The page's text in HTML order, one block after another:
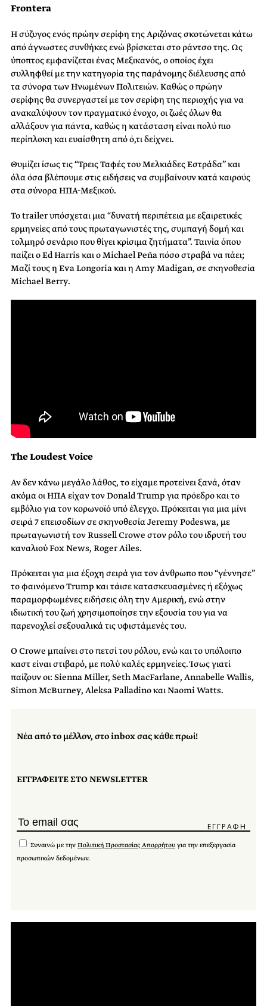
Frontera
Η σύζυγος ενός πρώην σερίφη της Αριζόνας σκοτώνεται κάτω
από άγνωστες συνθήκες ενώ βρίσκεται στο ράντσο της. Ως
ύποπτος εμφανίζεται ένας Μεξικανός, ο οποίος έχει
συλληφθεί με την κατηγορία της παράνομης διέλευσης από
τα σύνορα των Ηνωμένων Πολιτειών. Καθώς ο πρώην
σερίφης θα συνεργαστεί με τον σερίφη της περιοχής για να
ανακαλύψουν τον πραγματικό ένοχο, οι ζωές όλων θα
αλλάξουν για πάντα, καθώς η κατάσταση είναι πολύ πιο
περίπλοκη και ευαίσθητη από ό,τι δείχνει.
Θυμίζει ίσως τις “Τρεις Ταφές του Μελκιάδες Εστράδα” και
όλα όσα βλέπουμε στις ειδήσεις να συμβαίνουν κατά καιρούς
στα σύνορα ΗΠΑ-Μεξικού.
To trailer υπόσχεται μια “δυνατή περιπέτεια με εξαιρετικές
ερμηνείες από τους πρωταγωνιστές της, συμπαγή δομή και
τολμηρό σενάριο που θίγει κρίσιμα ζητήματα”. Ταινία όπου
παίζει ο Ed Harris και ο Michael Peña πόσο στραβά να πάει;
Μαζί τους η Eva Longoria και η Amy Madigan, σε σκηνοθεσία
Michael Berry.
The Loudest Voice
Αν δεν κάνω μεγάλο λάθος, το είχαμε προτείνει ξανά, όταν
ακόμα οι ΗΠΑ είχαν τον Donald Trump για πρόεδρο και το
εμβόλιο για τον κορωνοϊό υπό έλεγχο. Πρόκειται για μια μίνι
σειρά 7 επεισοδίων σε σκηνοθεσία Jeremy Podeswa, με
πρωταγωνιστή τον Russell Crowe στον ρόλο του ιδρυτή του
καναλιού Fox News, Roger Ailes.
Πρόκειται για μια έξοχη σειρά για τον άνθρωπο που “γέννησε”
το φαινόμενο Trump και τάισε κατασκευασμένες ή εξόχως
παραμορφωμένες ειδήσεις όλη την Αμερική, ενώ στην
ιδιωτική του ζωή χρησιμοποίησε την εξουσία του για να
παρενοχλεί σεξουαλικά τις υφιστάμενές του.
Ο Crowe μπαίνει στο πετσί του ρόλου, ενώ και το υπόλοιπο
καστ είναι στιβαρό, με πολύ καλές ερμηνείες. Ίσως γιατί
παίζουν οι: Sienna Miller, Seth MacFarlane, Annabelle Wallis,
Simon McBurney, Aleksa Palladino και Naomi Watts.
Νέα από το μέλλον, στο inbox σας κάθε πρωί!
ΕΓΓΡΑΦΕΙΤΕ ΣΤΟ NEWSLETTER
Συναινώ με την Πολιτική Προστασίας Απορρήτου για την επεξεργασία
προσωπικών δεδομένων.